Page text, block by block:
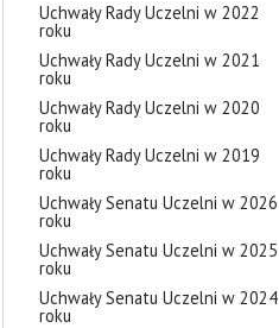
Uchwały Rady Uczelni w 2022
roku
Uchwały Rady Uczelni w 2021
roku
Uchwały Rady Uczelni w 2020
roku
Uchwały Rady Uczelni w 2019
roku
Uchwały Senatu Uczelni w 2026
roku
Uchwały Senatu Uczelni w 2025
roku
Uchwały Senatu Uczelni w 2024
roku